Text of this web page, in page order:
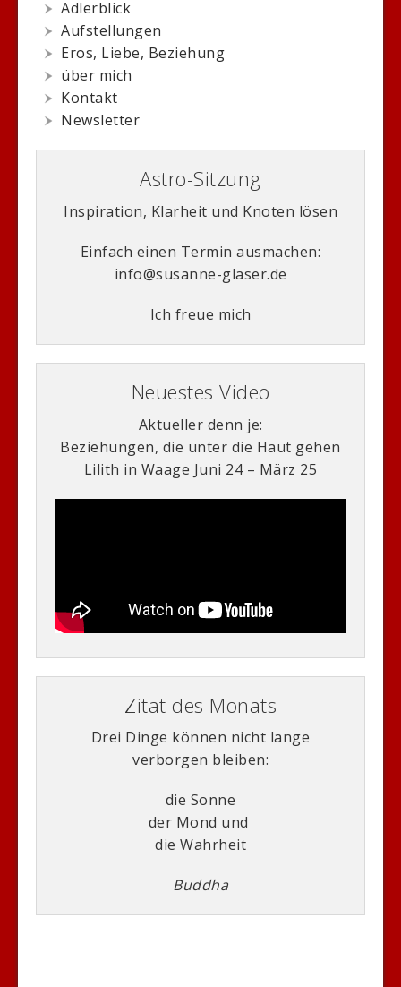
Adlerblick
Aufstellungen
Eros, Liebe, Beziehung
über mich
Kontakt
Newsletter
Astro-Sitzung
Inspiration, Klarheit und Knoten lösen
Einfach einen Termin ausmachen:
info@susanne-glaser.de
Ich freue mich
Neuestes Video
Aktueller denn je:
Beziehungen, die unter die Haut gehen
Lilith in Waage Juni 24 – März 25
Zitat des Monats
Drei Dinge können nicht lange
verborgen bleiben:
die Sonne
der Mond und
die Wahrheit
Buddha